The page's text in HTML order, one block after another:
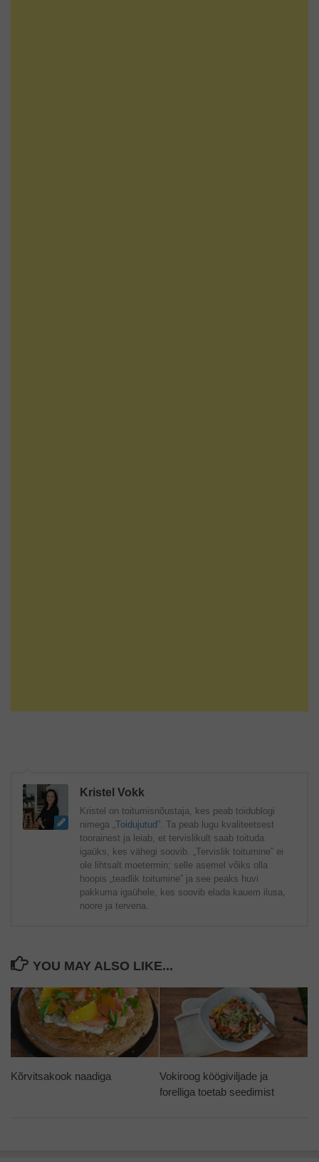
Kristel Vokk
Kristel on toitumisnõustaja, kes peab toidublogi
nimega „Toidujutud ”. Ta peab lugu kvaliteetsest
toorainest ja leiab, et tervislikult saab toituda
igaüks, kes vähegi soovib. „Tervislik toitumine” ei
ole lihtsalt moetermin; selle asemel võiks olla
hoopis „teadlik toitumine” ja see peaks huvi
pakkuma igaühele, kes soovib elada kauem ilusa,
noore ja tervena.
YOU MAY ALSO LIKE...
Kõrvitsakook naadiga
Vokiroog köögiviljade ja
forelliga toetab seedimist